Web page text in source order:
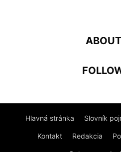
Hlavná stránka Slovník
Kontakt Redakcia